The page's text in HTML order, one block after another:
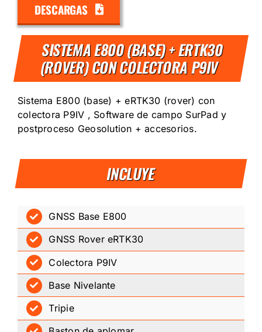
SISTEMA E800 (BASE) + ERTK30
(ROVER) CON COLECTORA P9IV
INCLUYE
Sistema E800 (base) + eRTK30 (rover) con
colectora P9IV , Software de campo SurPad y
postproceso Geosolution + accesorios.
GNSS Base E800
GNSS Rover eRTK30
Colectora P9IV
Base Nivelante
Tripie
DESCARGAS